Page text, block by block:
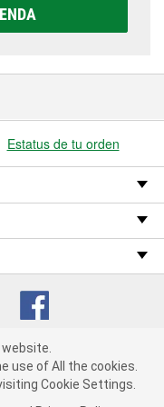
"Accept", you consent
Cookie Settings.
Estatus de tu orden
(3) cv1361
las cadenas de suministro
use of All the cookies.
Cookie Settings.